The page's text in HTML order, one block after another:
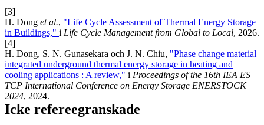
[3]
H. Dong et al., "Life Cycle Assessment of Thermal Energy Storage
in Buildings," i Life Cycle Management from Global to Local, 2026.
[4]
H. Dong, S. N. Gunasekara och J. N. Chiu, "Phase change material
integrated underground thermal energy storage in heating and
cooling applications : A review," i Proceedings of the 16th IEA ES
TCP International Conference on Energy Storage ENERSTOCK
2024, 2024.
Icke refereegranskade